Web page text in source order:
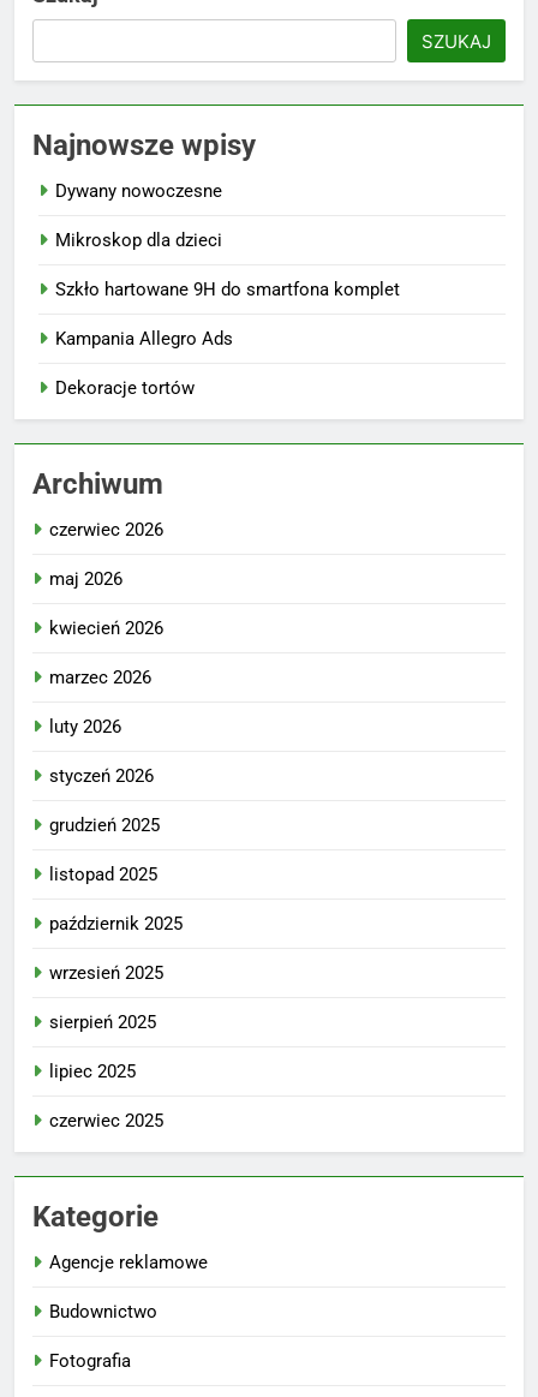
SZUKAJ
Najnowsze wpisy
Dywany nowoczesne
Mikroskop dla dzieci
Szkło hartowane 9H do smartfona komplet
Kampania Allegro Ads
Dekoracje tortów
Archiwum
czerwiec 2026
maj 2026
kwiecień 2026
marzec 2026
luty 2026
styczeń 2026
grudzień 2025
listopad 2025
październik 2025
wrzesień 2025
sierpień 2025
lipiec 2025
czerwiec 2025
Kategorie
Agencje reklamowe
Budownictwo
Fotografia